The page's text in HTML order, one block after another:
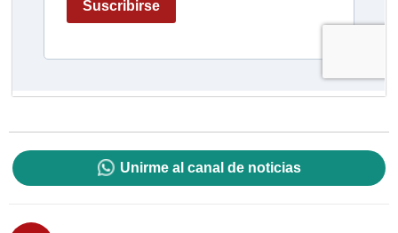
Unirme al canal de noticias